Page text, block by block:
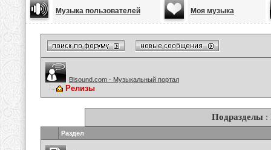
Музыка пользователей Моя музыка
Bisound.com - Музыкальный портал
Релизы
Подразделы :
Раздел